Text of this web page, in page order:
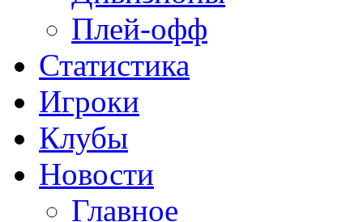
Плей-офф
Статистика
Игроки
Клубы
Новости
Главное